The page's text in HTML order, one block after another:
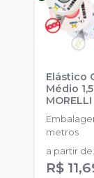
Elástico
Médio
MORELLI
metros
a partir de:
R$